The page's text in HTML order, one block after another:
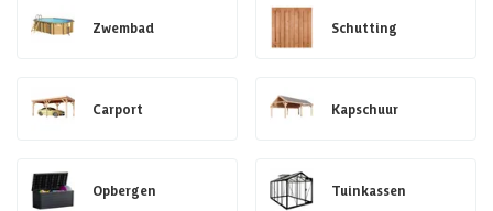
Zwembad Schutting
Carport Kapschuur
Opbergen Tuinkassen